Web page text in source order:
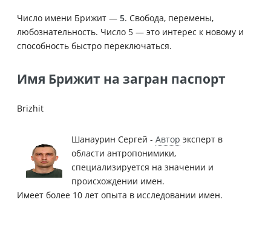
Число имени Брижит — 5. Свобода, перемены,
любознательность. Число 5 — это интерес к новому и
способность быстро переключаться.
Имя Брижит на загран паспорт
Brizhit
Шанаурин Сергей - Автор эксперт в
области антропонимики,
специализируется на значении и
происхождении имен.
Имеет более 10 лет опыта в исследовании имен.